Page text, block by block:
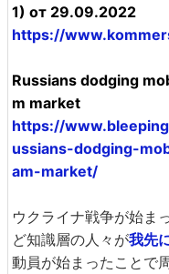
1) от 29.09.2022
https://
Russians dodging
m market
https://
ussians-dodging-
am-market/
ウクライナ戦争が始ま
ど知識層の人々が我先
動員が始まったことで